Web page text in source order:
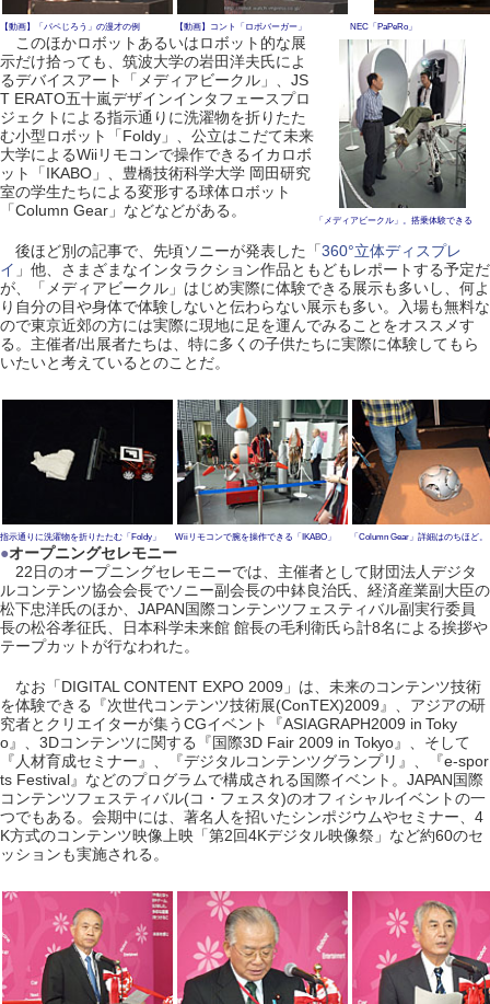
【動画】「パペじろう」の漫才の例 【動画】コント「ロボバーガー」 NEC「PaPeRo」
「メディアビークル」。搭乗体験できる
このほかロボットあるいはロボット的な展
示だけ拾っても、筑波大学の岩田洋夫氏によ
るデバイスアート「メディアビークル」、JS
T ERATO五十嵐デザインインタフェースプロ
ジェクトによる指示通りに洗濯物を折りたた
む小型ロボット「Foldy」、公立はこだて未来
大学によるWiiリモコンで操作できるイカロボ
ット「IKABO」、豊橋技術科学大学 岡田研究
室の学生たちによる変形する球体ロボット
「Column Gear」などなどがある。
後ほど別の記事で、先頃ソニーが発表した「360°立体ディスプレ
イ 」他、さまざまなインタラクション作品ともどもレポートする予定だ
が、「メディアビークル」はじめ実際に体験できる展示も多いし、何よ
り自分の目や身体で体験しないと伝わらない展示も多い。入場も無料な
ので東京近郊の方には実際に現地に足を運んでみることをオススメす
る。主催者/出展者たちは、特に多くの子供たちに実際に体験してもら
いたいと考えているとのことだ。
指示通りに洗濯物を折りたたむ「Foldy」 Wiiリモコンで腕を操作できる「IKABO」 「Column Gear」詳細はのちほど。
●オープニングセレモニー
22日のオープニングセレモニーでは、主催者として財団法人デジタ
ルコンテンツ協会会長でソニー副会長の中鉢良治氏、経済産業副大臣の
松下忠洋氏のほか、JAPAN国際コンテンツフェスティバル副実行委員
長の松谷孝征氏、日本科学未来館 館長の毛利衛氏ら計8名による挨拶や
テープカットが行なわれた。
なお「DIGITAL CONTENT EXPO 2009」は、未来のコンテンツ技術
を体験できる『次世代コンテンツ技術展(ConTEX)2009』、アジアの研
究者とクリエイターが集うCGイベント『ASIAGRAPH2009 in Toky
o』、3Dコンテンツに関する『国際3D Fair 2009 in Tokyo』、そして
『人材育成セミナー』、『デジタルコンテンツグランプリ』、『e-spor
ts Festival』などのプログラムで構成される国際イベント。JAPAN国際
コンテンツフェスティバル(コ・フェスタ)のオフィシャルイベントの一
つでもある。会期中には、著名人を招いたシンポジウムやセミナー、4
K方式のコンテンツ映像上映「第2回4Kデジタル映像祭」など約60のセ
ッションも実施される。